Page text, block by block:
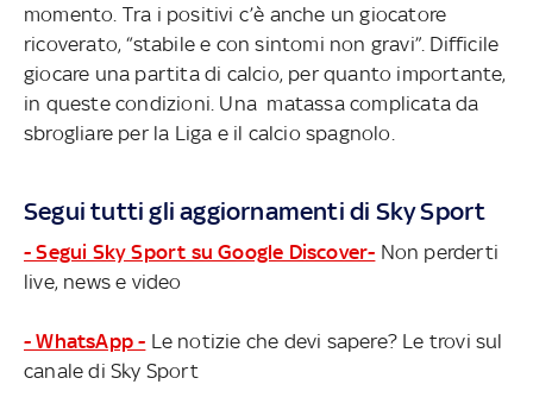
momento. Tra i positivi c’è anche un giocatore
ricoverato, “stabile e con sintomi non gravi”. Difficile
giocare una partita di calcio, per quanto importante,
in queste condizioni. Una matassa complicata da
sbrogliare per la Liga e il calcio spagnolo.
Segui tutti gli aggiornamenti di Sky Sport
- Segui Sky Sport su Google Discover- Non perderti
live, news e video
- WhatsApp - Le notizie che devi sapere? Le trovi sul
canale di Sky Sport